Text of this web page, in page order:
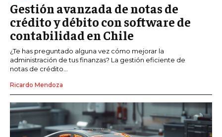
Gestión avanzada de notas de
crédito y débito con software de
contabilidad en Chile
¿Te has preguntado alguna vez cómo mejorar la
administración de tus finanzas? La gestión eficiente de
notas de crédito...
Ricardo Mendoza